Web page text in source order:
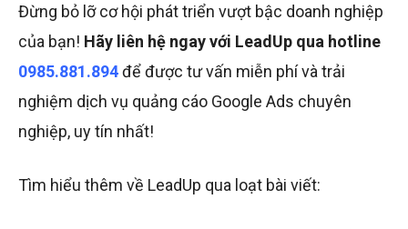
Đừng bỏ lỡ cơ hội phát triển vượt bậc doanh nghiệp
của bạn! Hãy liên hệ ngay với LeadUp qua hotline
0985.881.894để được tư vấn miễn phí và trải
nghiệm dịch vụ quảng cáo Google Ads chuyên
nghiệp, uy tín nhất!
Tìm hiểu thêm về LeadUp qua loạt bài viết: